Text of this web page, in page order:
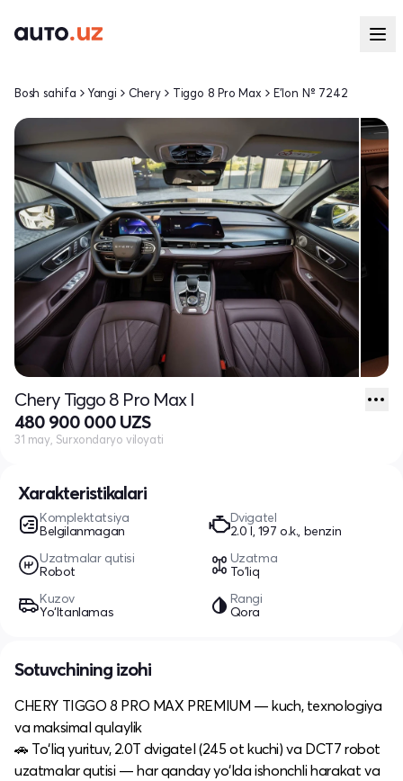
Xarakteristikalari
Komplektatsiya
Belgilanmagan
Dvigatel
2.0 l, 197 o.k., benzin
Uzatmalar qutisi
Robot
Uzatma
To'liq
Kuzov
Yo‘ltanlamas
Rangi
Qora
Bosh sahifa Yangi Chery Tiggo 8 Pro Max E'lon № 7242
Chery Tiggo 8 Pro Max I
480 900 000 UZS
31 may, Surxondaryo viloyati
Sotuvchining izohi
CHERY TIGGO 8 PRO MAX PREMIUM — kuch, texnologiya
va maksimal qulaylik
🚗 To‘liq yurituv, 2.0T dvigatel (245 ot kuchi) va DCT7 robot
uzatmalar qutisi — har qanday yo‘lda ishonchli harakat va